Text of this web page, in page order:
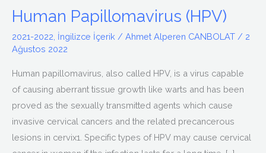
Human Papillomavirus (HPV)
2021-2022 İngilizce İçerik / Ahmet Alperen CANBOLAT / 2
Ağustos 2022
Human papillomavirus, also called HPV, is a virus capable
of causing aberrant tissue growth like warts and has been
proved as the sexually transmitted agents which cause
invasive cervical cancers and the related precancerous
lesions in cervix1. Specific types of HPV may cause cervical
(HPV)